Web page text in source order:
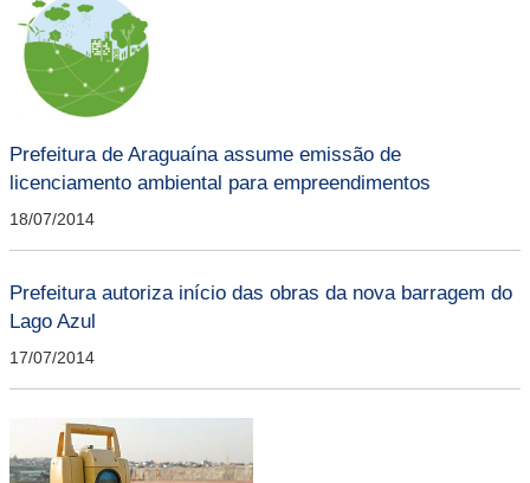
Prefeitura de Araguaína assume emissão de
licenciamento ambiental para empreendimentos
18/07/2014
Prefeitura autoriza início das obras da nova barragem do
Lago Azul
17/07/2014